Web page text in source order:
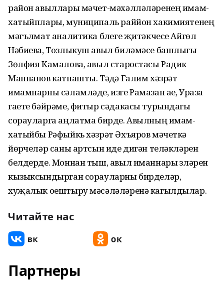
район авыллары мәчет-мәхәлләләренең имам-
хатыйплары, муниципаль раййон хакимиятенең
мәгълүмат аналитика бүлеге җитәкчесе Айгөл
Нәбиева, Тозлыкуш авыл биләмәсе башлыгы
Зөлфия Камалова, авыл старостасы Радик
Маннанов катнашты. Тәүдә Галим хәзрәт
имамнарны сәламләде, изге Рамазан ае, Ураза
гаете бәйрәме, фитыр сәдакасы турындагы
сорауларга аңлатма бирде. Авылның имам-
хатыйбы Рәфыйкь хәзрәт Әхъяров мәчеткә
йөрүчеләр саны артсын иде дигән теләкләрен
белдерде. Моннан тыш, авыл иманнары үзләрен
кызыксындырган сорауларны бирделәр,
хуҗалык оештыру мәсәләләренә кагылдылар.
Читайте нас
Партнеры